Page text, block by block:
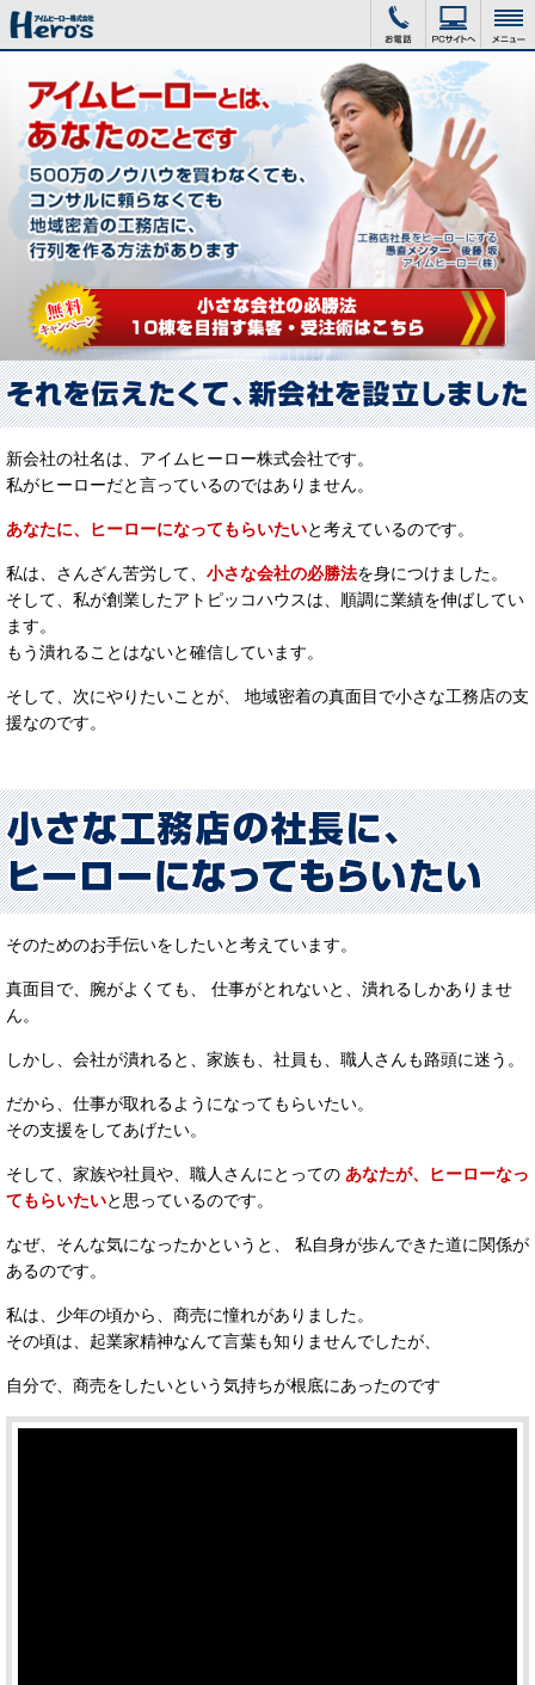
新会社の社名は、アイムヒーロー株式会社です。
私がヒーローだと言っているのではありません。
あなたに、ヒーローになってもらいたいと考えているのです。
私は、さんざん苦労して、 小さな会社の必勝法を身につけました。
そして、私が創業したアトピッコハウスは、順調に業績を伸ばしてい
ます。
もう潰れることはないと確信しています。
そして、次にやりたいことが、 地域密着の真面目で小さな工務店の支
援なのです。
そのためのお手伝いをしたいと考えています。
真面目で、腕がよくても、 仕事がとれないと、潰れるしかありませ
ん。
しかし、会社が潰れると、家族も、社員も、職人さんも路頭に迷う。
だから、仕事が取れるようになってもらいたい。
その支援をしてあげたい。
そして、家族や社員や、職人さんにとっての あなたが、ヒーローなっ
てもらいたいと思っているのです。
なぜ、そんな気になったかというと、 私自身が歩んできた道に関係が
あるのです。
私は、少年の頃から、商売に憧れがありました。
その頃は、起業家精神なんて言葉も知りませんでしたが、
自分で、商売をしたいという気持ちが根底にあったのです